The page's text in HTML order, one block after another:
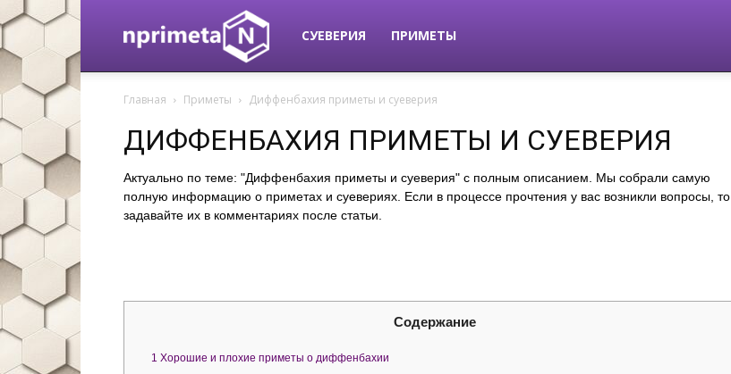
nprimeta.ru
СУЕВЕРИЯ ПРИМЕТЫ
Главная Приметы Диффенбахия приметы и суеверия
ДИФФЕНБАХИЯ ПРИМЕТЫ И СУЕВЕРИЯ
Актуально по теме: "Диффенбахия приметы и суеверия" с полным описанием. Мы собрали самую
полную информацию о приметах и суевериях. Если в процессе прочтения у вас возникли вопросы, то
задавайте их в комментариях после статьи.
Содержание
1 Хорошие и плохие приметы о диффенбахии